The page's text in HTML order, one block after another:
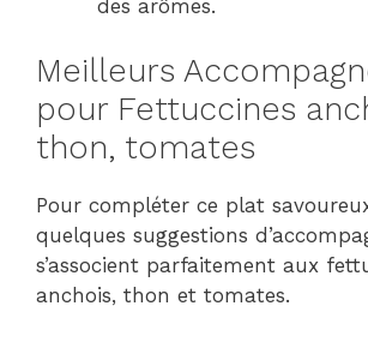
des arômes.
Meilleurs
pour Fettuccines
thon, tomates
Pour compléter ce plat
quelques suggestions
s’associent parfaitement aux
anchois, thon et tomates.